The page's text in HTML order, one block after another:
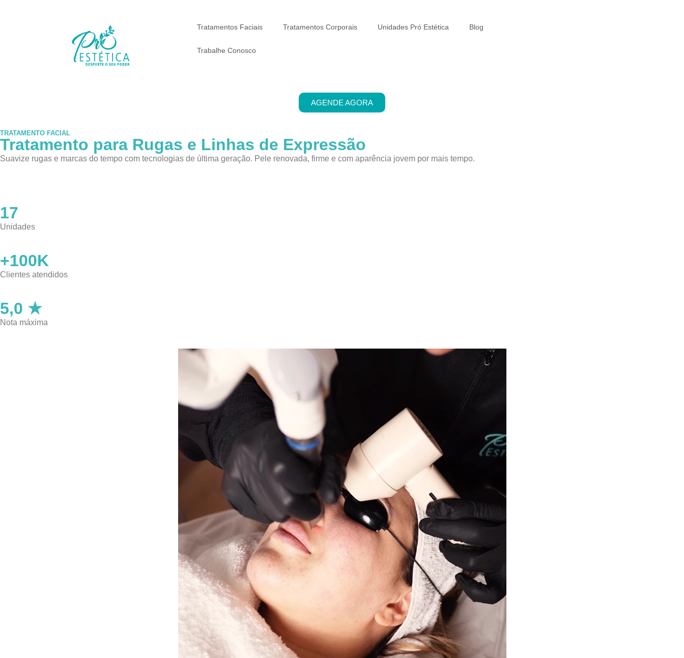
Tratamentos Faciais Tratamentos Corporais Unidades Pró Estética Blog
Trabalhe Conosco
AGENDE AGORA
TRATAMENTO FACIAL
Tratamento para Rugas e Linhas de Expressão
Suavize rugas e marcas do tempo com tecnologias de última geração. Pele renovada, firme e com aparência jovem por mais tempo.
17
Unidades
+100K
Clientes atendidos
5,0 ★
Nota máxima